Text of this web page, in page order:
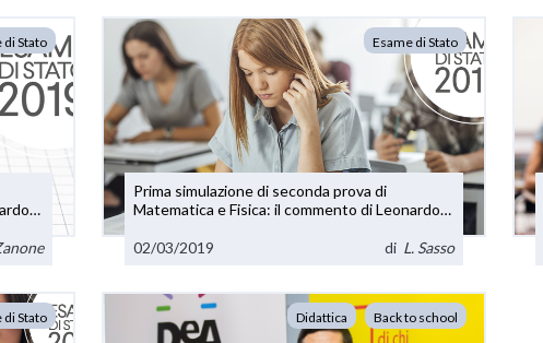
di Stato Esame di Stato
Prima simulazione di seconda prova di
Matematica e Fisica: il commento di Leonardo
02/03/2019
di L. Sasso
di Stato Didattica Back to school